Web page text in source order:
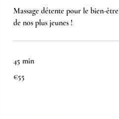
Massage détente pour le bien-être
de nos plus jeunes !
45 min
euros
€55